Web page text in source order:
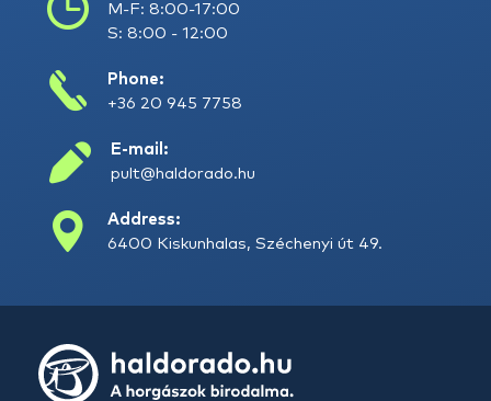
M-F: 8:00-17:00
S: 8:00 - 12:00
Phone:
+36 20 945 7758
E-mail:
pult@haldorado.hu
Address:
6400 Kiskunhalas, Széchenyi út 49.